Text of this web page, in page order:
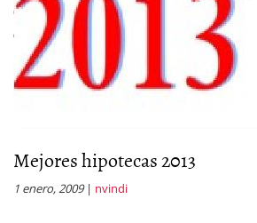
Mejores hipotecas 2013
1 enero, 2009| nvindi